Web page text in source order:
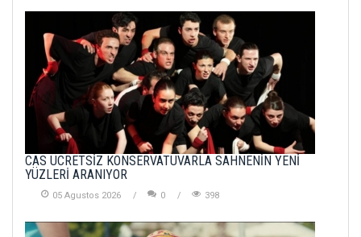
CAS ÜCRETSİZ KONSERVATUVARLA SAHNENİN YENİ
YÜZLERİ ARANIYOR
05 Agustos 2026 0 398